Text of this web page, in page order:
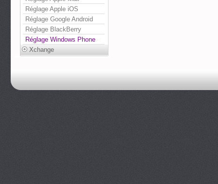
Réglage Apple iOS
Réglage Google Android
Réglage BlackBerry
Réglage Windows Phone
Xchange